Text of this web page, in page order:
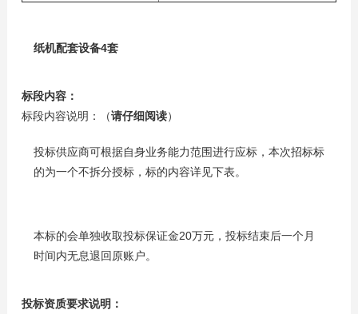
纸机配套设备4套
标段内容：
标段内容说明：（请仔细阅读）
投标供应商可根据自身业务能力范围进行应标，本次招标标
的为一个不拆分授标，标的内容详见下表。
本标的会单独收取投标保证金20万元，投标结束后一个月
时间内无息退回原账户。
投标资质要求说明：